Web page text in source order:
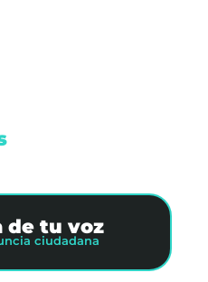
de tu voz
ciudadana